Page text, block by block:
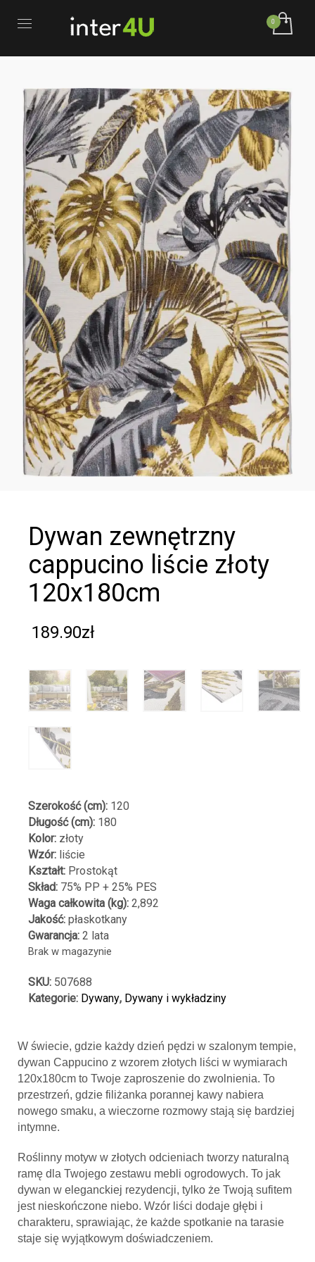
dywan zewnętrzny
cappucino liście złoty
120x180cm
189.90zł
Szerokość (cm): 120
Długość (cm): 180
Kolor: złoty
Wzór: liście
Kształt: Prostokąt
Skład: 75% PP + 25% PES
Waga całkowita (kg): 2,892
Jakość: płaskotkany
Gwarancja: 2 lata
Brak w magazynie
SKU: 507688
Kategorie: Dywany, Dywany i wykładziny
W świecie, gdzie każdy dzień pędzi w szalonym tempie,
dywan Cappucino z wzorem złotych liści w wymiarach
120x180cm to Twoje zaproszenie do zwolnienia. To
przestrzeń, gdzie filiżanka porannej kawy nabiera
nowego smaku, a wieczorne rozmowy stają się bardziej
intymne.
Roślinny motyw w złotych odcieniach tworzy naturalną
ramę dla Twojego zestawu mebli ogrodowych. To jak
dywan w eleganckiej rezydencji, tylko że Twoją sufitem
jest nieskończone niebo. Wzór liści dodaje głębi i
charakteru, sprawiając, że każde spotkanie na tarasie
staje się wyjątkowym doświadczeniem.